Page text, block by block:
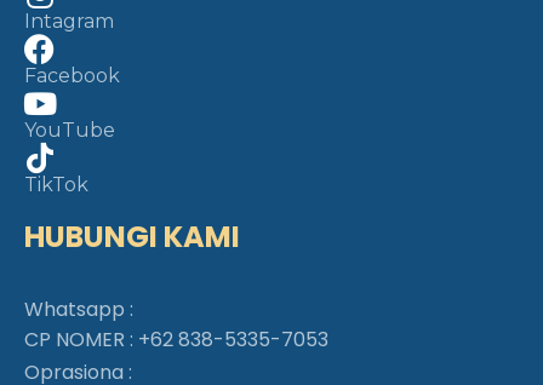
Intagram
Facebook
YouTube
TikTok
HUBUNGI KAMI
Whatsapp :
CP NOMER : +62 838-5335-7053
Oprasiona :